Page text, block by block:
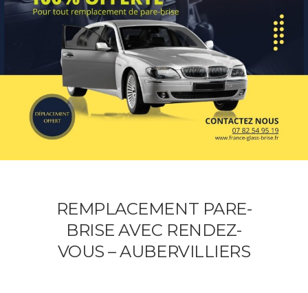
REMPLACEMENT PARE-
BRISE AVEC RENDEZ-
VOUS – AUBERVILLIERS